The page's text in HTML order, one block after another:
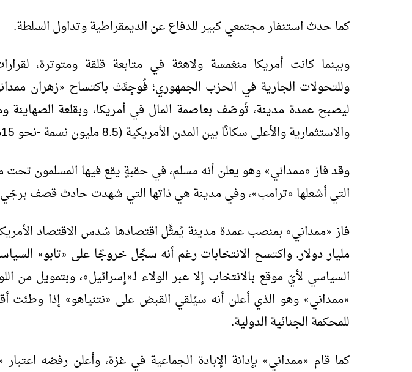
كما حدث استنفار مجتمعي كبير للدفاع عن الديمقراطية وتداول السلطة.
وبينما كانت أمريكا منغمسة ولاهثة في متابعة قلقة ومتوترة،
وللتحولات الجارية في الحزب الجمهوري؛ فُوجِئَتْ باكتساح «زهران
ليصبح عمدة مدينة، تُوصَف بعاصمة المال في أمريكا، وبقلعة الصهاينة
والاستثمارية والأعلى سكانًا بين المدن الأمريكية (8.5 مليون نسمة -نحو 15% منهم يهود).
وقد فاز «ممداني» وهو يعلن أنه مسلم، في حقبةٍ يقع فيها المسلمون تحت
التي أشعلها «ترامب»، وفي مدينة هي ذاتها التي شهدت حادث قصف برجَي
فاز «ممداني»
مليار دولار. واكتسح الانتخابات رغم أنه سجَّل خروجًا على «تابو»
السياسي لأيّ موقع بالانتخاب إلا عبر الولاء لـ«إسرائيل»، وبتمويل من
«ممداني» وهو الذي أعلن أنه سيُلقي القبض على «نتنياهو» إذا وطئت
للمحكمة الجنائية الدولية.
كما قام
«ممداني» بإدانة الإبادة الجماعية في غزة، وأعلن رفضه اعتبار